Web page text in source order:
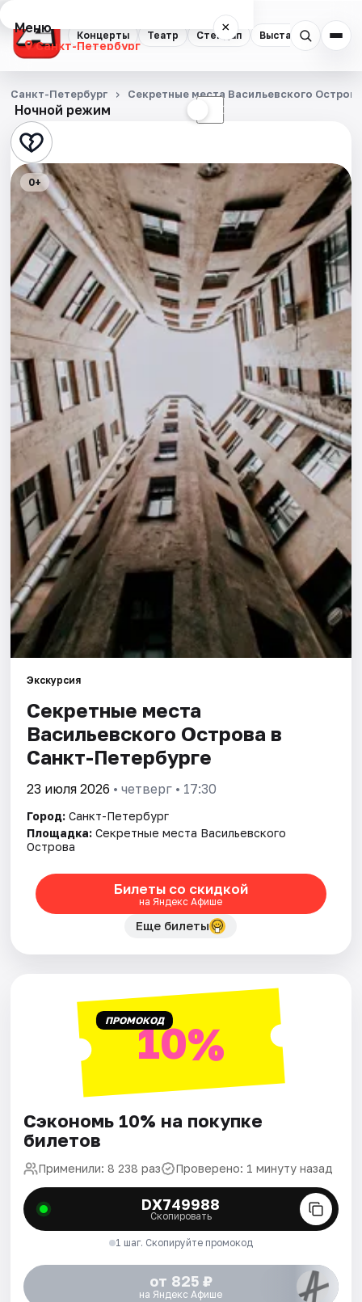
Концерты Театр Стендап Выставки
Меню ×
Санкт-Петербург
Концерты
Театр
Стендап
Выставки
Квесты
Экскурсии
Спорт
События
Города
Площадки
Артисты
Рейтинги
Ночной режим ☾
Санкт-Петербург Секретные места Васильевского
0+
Экскурсия
Секретные места
Васильевского Острова в
Санкт-Петербурге
23 июля 2026 • четверг • 17:30
Город: Санкт-Петербург
Площадка: Секретные места Васильевского
Острова
Билеты со скидкой
на Яндекс Афише
Еще билеты
ПРОМОКОД10%
Сэкономь 10% на покупке
билетов
Применили: 8 238 раз Проверено: 1 минуту назад
DX749988
Скопировать
1 шаг. Скопируйте промокод
от 825 ₽
на Яндекс Афише